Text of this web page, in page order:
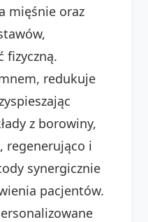
mięśnie oraz
fizyczną.
redukuje
z borowiny,
regenerująco i
synergicznie
pacjentów.